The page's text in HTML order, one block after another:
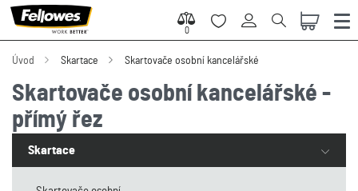
0
0
Úvod Skartace Skartovače osobní kancelářské
Skartovače osobní kancelářské -
přímý řez
Skartace